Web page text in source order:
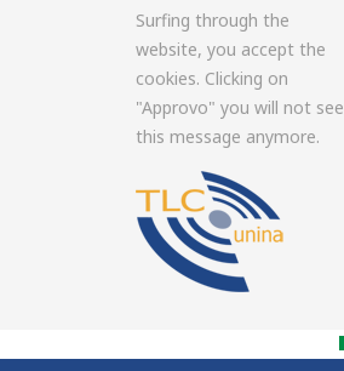
Surfing through the
website, you accept the
cookies. Clicking on
"Approvo" you will not see
this message anymore.